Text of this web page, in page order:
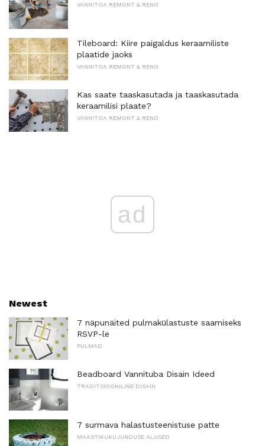
VANNITOA REMONT & RENO
Tileboard: Kiire paigaldus keraamiliste
plaatide jaoks
VANNITOA REMONT & RENO
Kas saate taaskasutada ja taaskasutada
keraamilisi plaate?
VANNITOA REMONT & RENO
ad
Newest
7 näpunäited pulmakülastuste saamiseks
RSVP-le
PULMAD
Beadboard Vannituba Disain Ideed
TRADITSIOONILINE DISAIN
7 surmava halastusteenistuse patte
MAASTIKUKUJUNDUSE ALUSED